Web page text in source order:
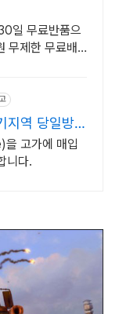
일 무료반품으
무제한 무료배
지역 당일방문
니다.